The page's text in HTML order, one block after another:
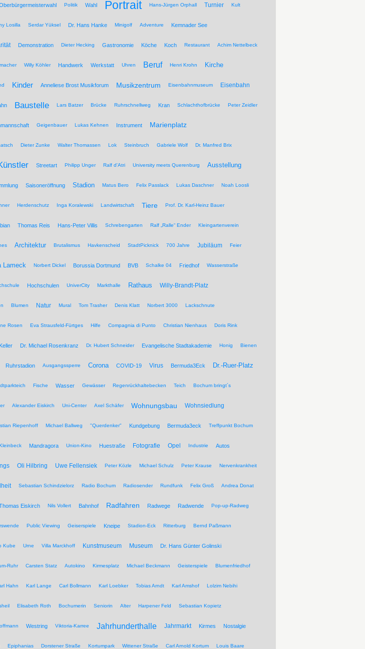
Politik Wahl Portrait Hans-Jürgen Orphall Turnier Kult
Losilla Serdar Yüksel Dr. Hans Hanke Minigolf Adventure Kemnader See
Demonstration Dieter Hecking Gastronomie Köche Koch Restaurant Achim Nettelbeck
Willy Köhler Handwerk Werkstatt Uhren Beruf Henri Krohn Kirche
Kinder Anneliese Brost Musikforum Musikzentrum Eisenbahnmuseum Eisenbahn
Baustelle Lars Batzer Brücke Ruhrschnellweg Kran Schlachthofbrücke Peter Zeidler
Geigenbauer Lukas Kehnen Instrument Marienplatz
Dieter Zunke Walter Thomassen Lok Steinbruch Gabriele Wolf Dr. Manfred Brix
Streetart Philipp Unger Ralf d'Atri University meets Querenburg Ausstellung
Saisoneröffnung Stadion Matus Bero Felix Passlack Lukas Daschner Noah Loosli
Herdenschutz Inga Koralewski Landwirtschaft Tiere Prof. Dr. Karl-Heinz Bauer
Thomas Reis Hans-Peter Villis Schrebengarten Ralf „Ralle“ Ender Kleingartenverein
Architektur Brutalismus Havkenscheid StadtPicknick 700 Jahre Jubiläum Feier
Lameck Norbert Dickel Borussia Dortmund BVB Schalke 04 Friedhof Wasserstraße
Hochschulen UniverCity Markthalle Rathaus Willy-Brandt-Platz
Blumen Natur Mural Tom Trasher Denis Klatt Norbert 3000 Lackschnute
Rosen Eva Strausfeld-Fürtges Hilfe Compagnia di Punto Christian Nienhaus Doris Rink
Dr. Michael Rosenkranz Dr. Hubert Schneider Evangelische Stadtakademie Honig Bienen
Ruhrstadion Ausgangssperre Corona COVID-19 Virus Bermuda3Eck Dr.-Ruer-Platz
Fische Wasser Gewässer Regenrückhaltebecken Teich Bochum bringt´s
Alexander Eiskirch Uni-Center Axel Schäfer Wohnungsbau Wohnsiedlung
Riepenhoff Michael Ballweg "Querdenker" Kundgebung Bermuda3eck Treffpunkt Bochum
Mandragora Union-Kino Huestraße Fotografie Opel Industrie Autos
Oli Hilbring Uwe Fellensiek Peter Közle Michael Schulz Peter Krause Nervenkrankheit
Sebastian Schindzielorz Radio Bochum Radiosender Rundfunk Felix Groß Andrea Donat
Eiskirch Nils Vollert Bahnhof Radfahren Radwege Radwende Pop-up-Radweg
Public Viewing Geiserspiele Kneipe Stadion-Eck Ritterburg Bernd Paßmann
Kube Urne Villa Marckhoff Kunstmuseum Museum Dr. Hans Günter Golinski
Ruhr Carsten Statz Autokino Kirmesplatz Michael Beckmann Geisterspiele Blumenfriedhof
Hahn Karl Lange Carl Bollmann Karl Loebker Tobias Arndt Karl Amshof Lolzim Nebihi
Elisabeth Roth Bochumerin Seniorin Alter Harpener Feld Sebastian Kopietz
Westring Viktoria-Karree Jahrhunderthalle Jahrmarkt Kirmes Nostalgie
Epiphanias Dorstener Straße Kortumpark Wittener Straße Carl Arnold Kortum Louis Baare